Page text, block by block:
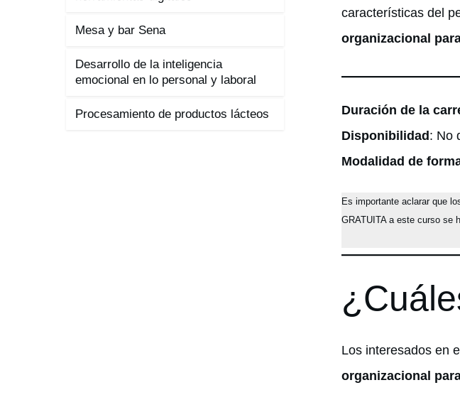
características del
organizacional
Duración de la
Disponibilidad : No
Modalidad de
Es importante aclarar que
GRATUITA a este curso se
Los interesados en
organizacional
Mesa y bar Sena
Desarrollo de la inteligencia
emocional en lo personal y laboral
Procesamiento de productos lácteos